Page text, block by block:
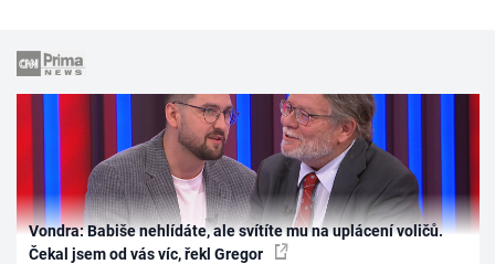
Vondra: Babiše nehlídáte, ale svítíte mu na uplácení voličů.
Čekal jsem od vás víc, řekl Gregor